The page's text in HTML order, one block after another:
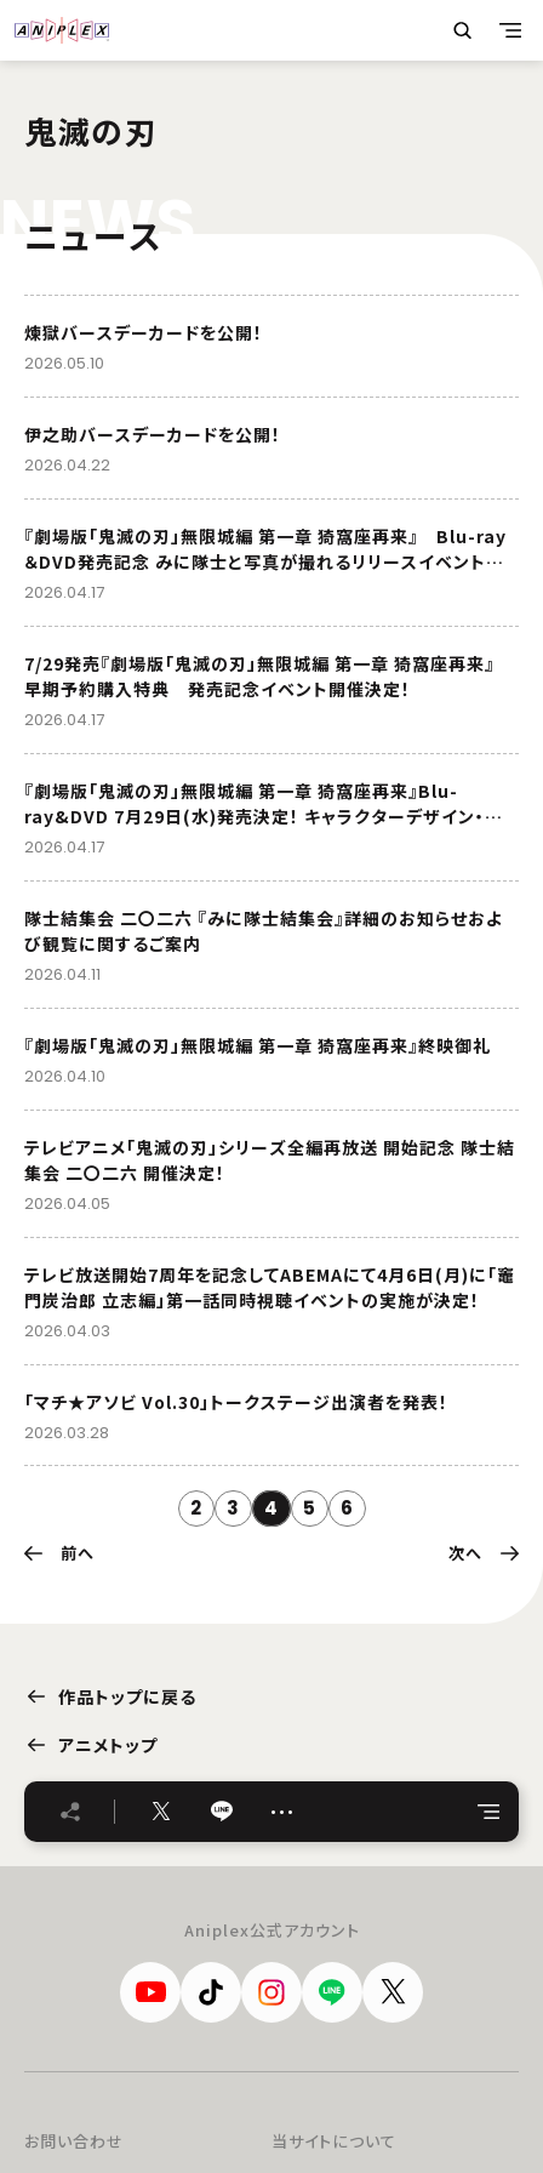
鬼滅の刃
NEWS
ニュース
煉󠄁獄バースデーカードを公開！
2026.05.10
伊之助バースデーカードを公開！
2026.04.22
『劇場版「鬼滅の刃」無限城編 第一章 猗窩座再来』 Blu-ray
＆DVD発売記念 みに隊士と写真が撮れるリリースイベントが
開催決定！
2026.04.17
7/29発売『劇場版「鬼滅の刃」無限城編 第一章 猗窩座再来』
早期予約購入特典 発売記念イベント開催決定！
2026.04.17
『劇場版「鬼滅の刃」無限城編 第一章 猗窩座再来』Blu-
ray&DVD 7月29日(水)発売決定！ キャラクターデザイン・総
作画監督松島 晃描き下ろし収納BOX&デジジャケット&CM公
2026.04.17
隊士結集会 二〇二六 『みに隊士結集会』詳細のお知らせおよ
び観覧に関するご案内
2026.04.11
『劇場版「鬼滅の刃」無限城編 第一章 猗窩座再来』終映御礼
2026.04.10
テレビアニメ「鬼滅の刃」シリーズ全編再放送 開始記念 隊士結
集会 二〇二六 開催決定！
2026.04.05
テレビ放送開始7周年を記念してABEMAにて4月6日(月)に「竈
門炭治郎 立志編」第一話同時視聴イベントの実施が決定！
2026.04.03
「マチ★アソビ Vol.30」トークステージ出演者を発表！
2026.03.28
2 3 4 5 6
前へ 次へ
作品トップに戻る
アニメトップ
…
Aniplex公式アカウント
お問い合わせ
当サイトについて